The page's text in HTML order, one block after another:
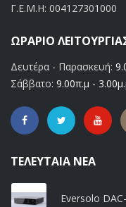
Γ.Ε.Μ.Η: 004127301000
ΩΡΆΡΙΟ
Δευτέρα - Παρασκευή:
Σάββατο: 9.00π.μ -
ΤΕΛΕΥΤΑΊΑ ΝΈΑ
Eversolo